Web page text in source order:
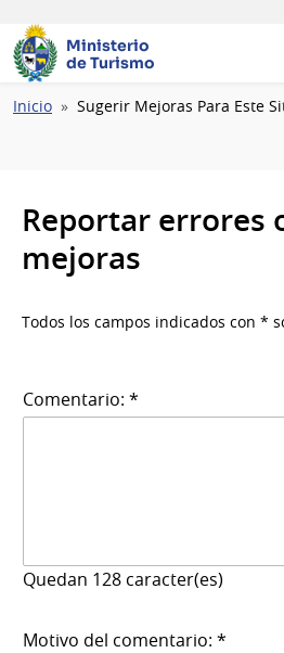
Ministerio
de Turismo
Ruta
Inicio Sugerir Mejoras Para Este
Reportar errores
mejoras
Todos los campos indicados con *
Comentario: *
Quedan 128 caracter(es)
Motivo del comentario: *